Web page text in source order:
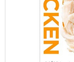
商品カテゴリ一覧
セブンプレミアム
nanacoトップ
マルチコピー機で
企業情報トップ
ニュースリリース
私たちの取組み
サステナビリティ